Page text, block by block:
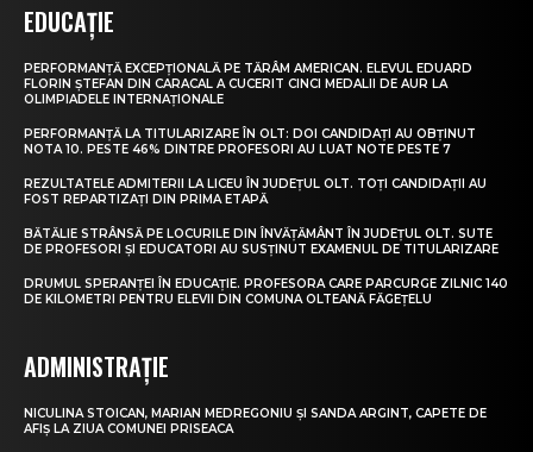
EDUCAȚIE
PERFORMANȚĂ EXCEPȚIONALĂ PE TĂRÂM AMERICAN. ELEVUL EDUARD
FLORIN ȘTEFAN DIN CARACAL A CUCERIT CINCI MEDALII DE AUR LA
OLIMPIADELE INTERNAȚIONALE
PERFORMANȚĂ LA TITULARIZARE ÎN OLT: DOI CANDIDAȚI AU OBȚINUT
NOTA 10. PESTE 46% DINTRE PROFESORI AU LUAT NOTE PESTE 7
REZULTATELE ADMITERII LA LICEU ÎN JUDEȚUL OLT. TOȚI CANDIDAȚII AU
FOST REPARTIZAȚI DIN PRIMA ETAPĂ
BĂTĂLIE STRÂNSĂ PE LOCURILE DIN ÎNVĂȚĂMÂNT ÎN JUDEȚUL OLT. SUTE
DE PROFESORI ȘI EDUCATORI AU SUSȚINUT EXAMENUL DE TITULARIZARE
DRUMUL SPERANȚEI ÎN EDUCAȚIE. PROFESORA CARE PARCURGE ZILNIC 140
DE KILOMETRI PENTRU ELEVII DIN COMUNA OLTEANĂ FĂGEȚELU
ADMINISTRAȚIE
NICULINA STOICAN, MARIAN MEDREGONIU ȘI SANDA ARGINT, CAPETE DE
AFIȘ LA ZIUA COMUNEI PRISEACA